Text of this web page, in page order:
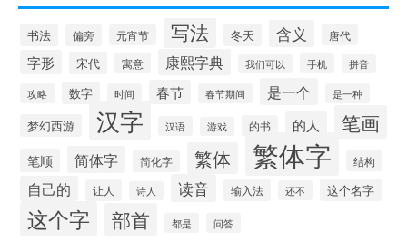
书法 偏旁 元宵节 写法 冬天 含义 唐代
字形 宋代 寓意 康熙字典 我们可以 手机 拼音
攻略 数字 时间 春节 春节期间 是一个 是一种
梦幻西游 汉字 汉语 游戏 的书 的人 笔画
笔顺 简体字 简化字 繁体 繁体字 结构
自己的 让人 诗人 读音 输入法 还不 这个名字
这个字 部首 都是 问答